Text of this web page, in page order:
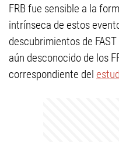
FRB fue sensible a la
intrínseca de estos
descubrimientos de
aún desconocido de los
correspondiente del